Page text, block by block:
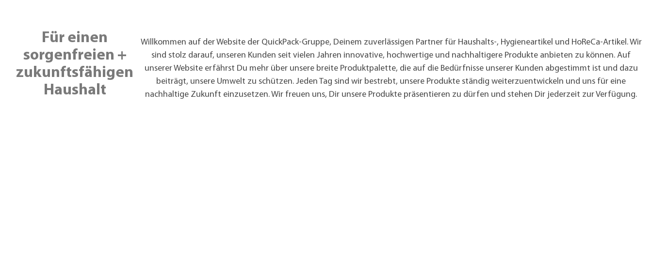
Für einen
sorgenfreien +
zukunftsfähigen
Haushalt
Willkommen auf der Website der QuickPack-Gruppe, Deinem zuverlässigen Partner für Haushalts-, Hygieneartikel und HoReCa-Artikel. Wir
sind stolz darauf, unseren Kunden seit vielen Jahren innovative, hochwertige und nachhaltigere Produkte anbieten zu können. Auf
unserer Website erfährst Du mehr über unsere breite Produktpalette, die auf die Bedürfnisse unserer Kunden abgestimmt ist und dazu
beiträgt, unsere Umwelt zu schützen. Jeden Tag sind wir bestrebt, unsere Produkte ständig weiterzuentwickeln und uns für eine
nachhaltige Zukunft einzusetzen. Wir freuen uns, Dir unsere Produkte präsentieren zu dürfen und stehen Dir jederzeit zur Verfügung.